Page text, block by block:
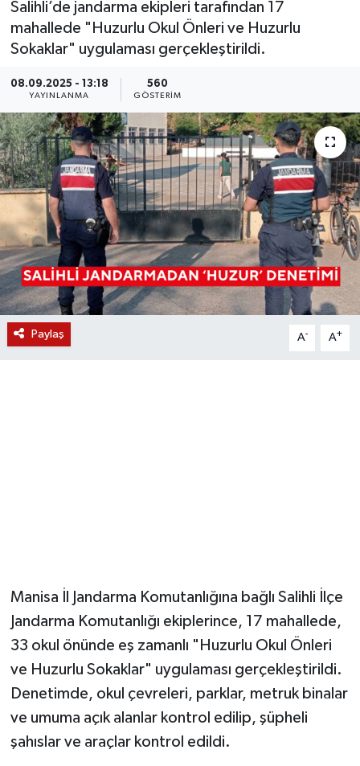
Salihli’de jandarma ekipleri tarafından 17
mahallede "Huzurlu Okul Önleri ve Huzurlu
Sokaklar" uygulaması gerçekleştirildi.
08.09.2025 - 13:18
YAYINLANMA
560
GÖSTERIM
Paylaş A- A+
Manisa İl Jandarma Komutanlığına bağlı Salihli İlçe
Jandarma Komutanlığı ekiplerince, 17 mahallede,
33 okul önünde eş zamanlı "Huzurlu Okul Önleri
ve Huzurlu Sokaklar" uygulaması gerçekleştirildi.
Denetimde, okul çevreleri, parklar, metruk binalar
ve umuma açık alanlar kontrol edilip, şüpheli
şahıslar ve araçlar kontrol edildi.
KÜLTÜR SANAT
LIFE
SARIGÖL
SELENDİ
KIRKAĞAÇ
DEMİRCİ
GÖLMARMARA
GÖRDES
KÖPRÜBAŞI
KÖPRÜBAŞI
SALİHLİ
SARIGÖL
SARUHANLI
ŞEHZADELER
SELENDİ
SOMA
EKONOMİ
KÜLTÜR SANAT
SPOR
YAŞAM
LIFE
BİLİM VE TEKNOLOJİ
YAZARLAR